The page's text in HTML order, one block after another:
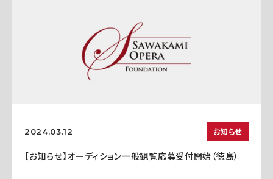
2024.03.12 お知らせ
【お知らせ】オーディション一般観覧応募受付開始（徳島）